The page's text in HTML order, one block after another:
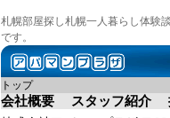
札幌部屋探し札幌一人暮らし体験
です。
トップ
会社概要 スタッフ紹介